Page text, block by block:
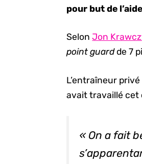
pour but de
SelonJon
point guardde 7
L’entraîneur
avait travaillé cet
« On a fait